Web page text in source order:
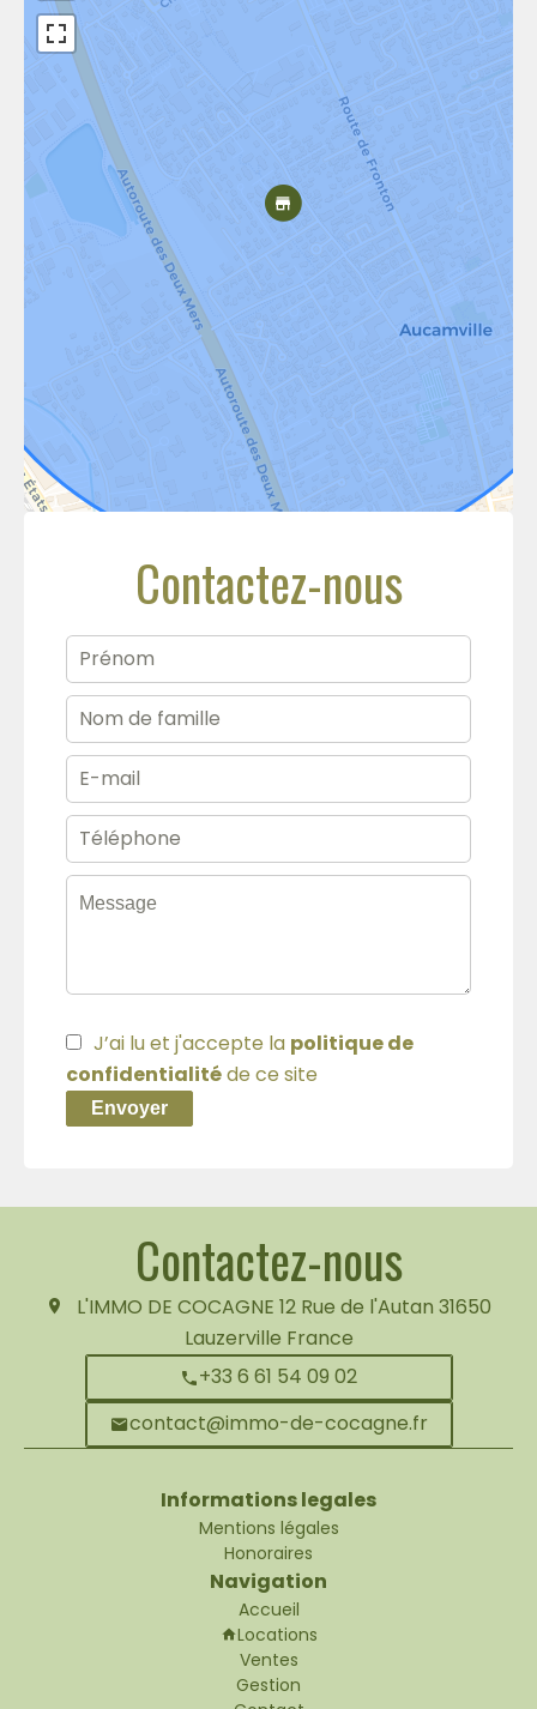
Contactez-nous
J’ai lu et j'accepte la politique de
confidentialitéde ce site
Envoyer
Contactez-nous
L'IMMO DE COCAGNE 12 Rue de l'Autan 31650
Lauzerville France
+33 6 61 54 09 02
contact@immo-de-cocagne.fr
Informations legales
Mentions légales
Honoraires
Navigation
Accueil
Locations
Ventes
Gestion